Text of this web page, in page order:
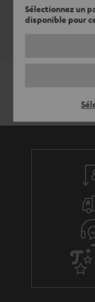
Sélectionnez un
disponible pour
a
t
’
i
s
r
v
e
a
o
n
Vue